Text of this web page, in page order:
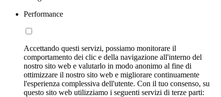
Performance
Accettando questi servizi, possiamo monitorare il
comportamento dei clic e della navigazione all'interno del
nostro sito web e valutarlo in modo anonimo al fine di
ottimizzare il nostro sito web e migliorare continuamente
l'esperienza complessiva dell'utente. Con il tuo consenso, su
questo sito web utilizziamo i seguenti servizi di terze parti: